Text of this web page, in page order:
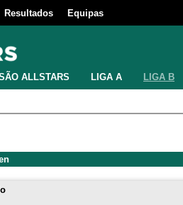
Resultados Equipas
ALLSTARS LIGA A LIGA B